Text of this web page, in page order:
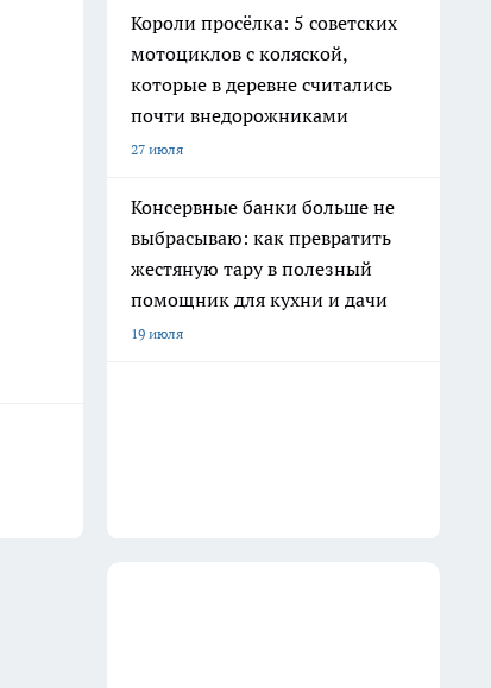
Короли просёлка: 5 советских
мотоциклов с коляской,
которые в деревне считались
почти внедорожниками
27 июля
Консервные банки больше не
выбрасываю: как превратить
жестяную тару в полезный
помощник для кухни и дачи
19 июля